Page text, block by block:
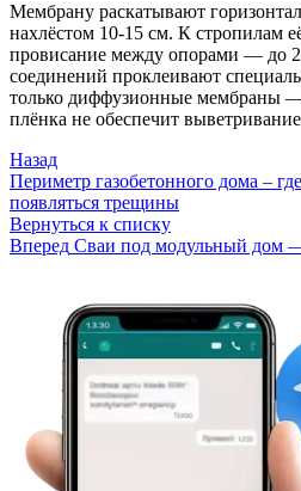
Мембрану раскатывают
нахлёстом 10-15 см. К стропилам
провисание между опорами — до
соединений проклеивают
только диффузионные мембраны
плёнка не обеспечит
Назад
Периметр газобетонного дома –
появляться трещины
Вернуться к списку
Вперед Сваи под модульный дом